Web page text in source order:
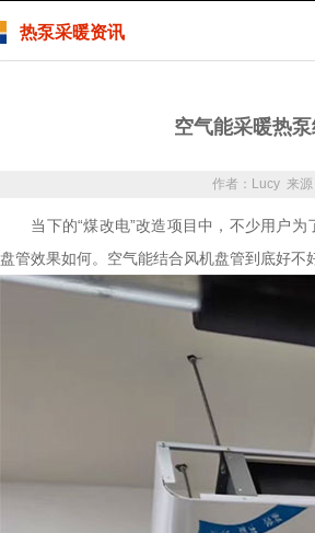
热泵采暖资讯
空气能采暖热
作者：Lucy 来
当下的“煤改电”改造项目中，不少用户为
盘管效果如何。空气能结合风机盘管到底好不